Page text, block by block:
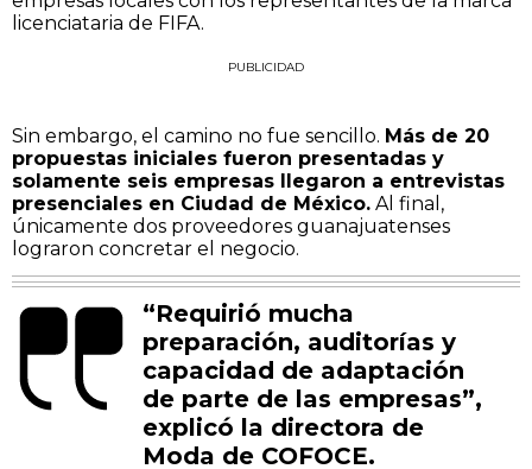
licenciataria de FIFA.
PUBLICIDAD
Sin embargo, el camino no fue sencillo. Más de 20
propuestas iniciales fueron presentadas y
solamente seis empresas llegaron a entrevistas
presenciales en Ciudad de México. Al final,
únicamente dos proveedores guanajuatenses
lograron concretar el negocio.
“Requirió mucha
preparación, auditorías y
capacidad de adaptación
de parte de las empresas”,
explicó la directora de
Moda de COFOCE.